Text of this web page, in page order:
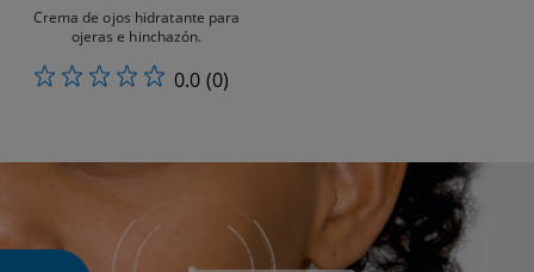
Crema de ojos hidratante para
ojeras e hinchazón.
0.0 (0)